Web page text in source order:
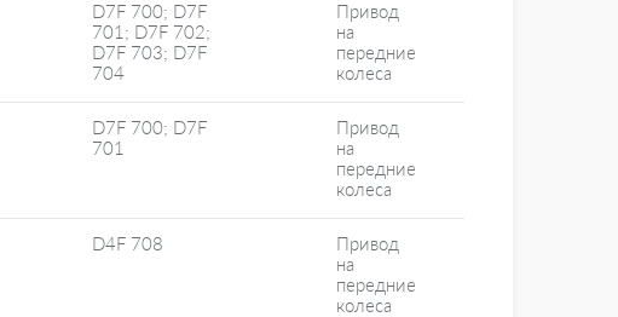
D7F 700; D7F
701; D7F 702;
D7F 703; D7F
704
Привод
на
передние
колеса
D7F 700; D7F
701
Привод
на
передние
колеса
D4F 708
Привод
на
передние
колеса